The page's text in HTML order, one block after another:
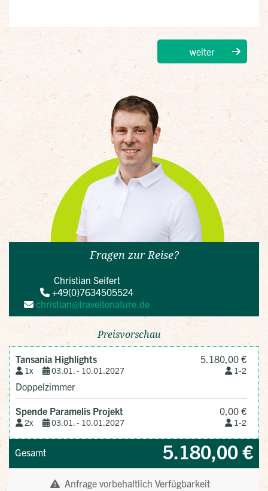
weiter
Fragen zur Reise?
Christian Seifert
+49(0)7634505524
christian@traveltonature.de
Preisvorschau
5.180,00 €
Tansania Highlights
1x 03.01. - 10.01.2027 1-2
Doppelzimmer
0,00 €
Spende Paramelis Projekt
2x 03.01. - 10.01.2027 1-2
Gesamt 5.180,00 €
Anfrage vorbehaltlich Verfügbarkeit